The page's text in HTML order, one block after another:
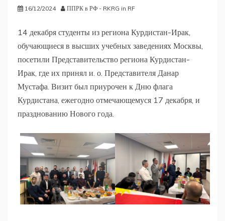
16/12/2024 ППРК в РФ - RKRG in RF
14 декабря студенты из региона Курдистан-Ирак,
обучающиеся в высших учебных заведениях Москвы,
посетили Представительство региона Курдистан-
Ирак, где их принял и. о. Представителя Данар
Мустафа. Визит был приурочен к Дню флага
Курдистана, ежегодно отмечающемуся 17 декабря, и
празднованию Нового года.